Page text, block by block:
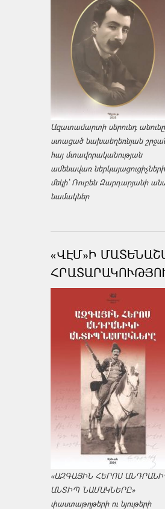
Ազատամարտի սերունդ անունը
ստացած նախաեղեռնյան
հայ մտավորականության
ամենավառ
մեկի՝ Ռուբեն Զարդարյանի
նամակներ
«ՎԷՄ»Ի
«ԱԶԳԱՅԻՆ ՀԵՐՈՍ
ԱՆՏԻՊ ՆԱՄԱԿՆԵՐԸ»
փաստաթղթերի ու նյութերի